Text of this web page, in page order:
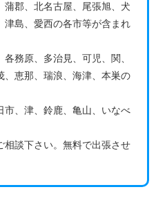
蒲郡、北名古屋、尾張旭、犬
津島、愛西の各市等が含まれ
務原、多治見、可児、関、
、恵那、瑞浪、海津、本巣の
市、津、鈴鹿、亀山、いなべ
相談下さい。無料で出張させ